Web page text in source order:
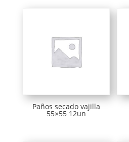
Paños secado vajilla
55×55 12un